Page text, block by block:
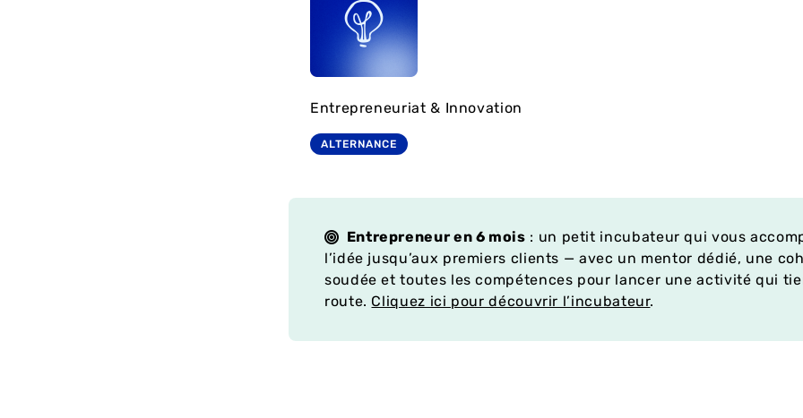
Entrepreneuriat & Innovation
ALTERNANCE
Entrepreneur en 6 mois : un petit incubateur qui vous
l’idée jusqu’aux premiers clients — avec un mentor dédié, une
soudée et toutes les compétences pour lancer une activité qui
route. Cliquez ici pour découvrir l’incubateur.